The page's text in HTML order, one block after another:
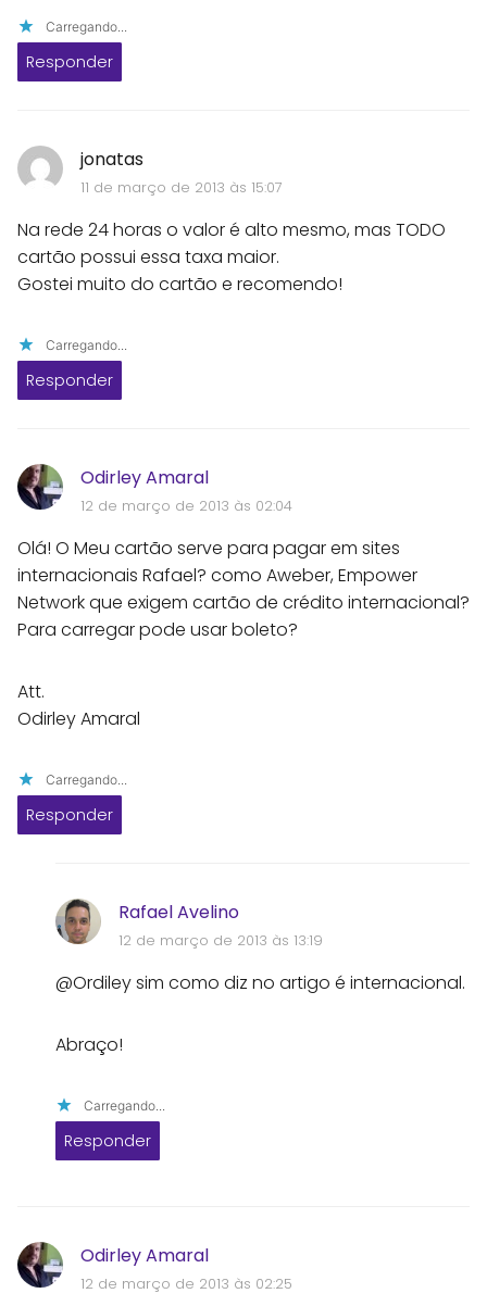
Carregando...
Responder
jonatas
11 de março de 2013 às 15:07
Na rede 24 horas o valor é alto mesmo, mas TODO
cartão possui essa taxa maior.
Gostei muito do cartão e recomendo!
Carregando...
Responder
Odirley Amaral
12 de março de 2013 às 02:04
Olá! O Meu cartão serve para pagar em sites
internacionais Rafael? como Aweber, Empower
Network que exigem cartão de crédito internacional?
Para carregar pode usar boleto?
Att.
Odirley Amaral
Carregando...
Responder
Rafael Avelino
12 de março de 2013 às 13:19
@Ordiley sim como diz no artigo é internacional.
Abraço!
Carregando...
Responder
Odirley Amaral
12 de março de 2013 às 02:25